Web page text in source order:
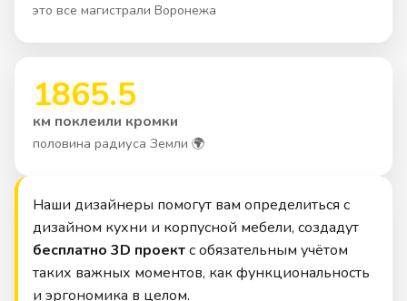
это все магистрали Воронежа
1865.5
км поклеили кромки
половина радиуса Земли 🌍
Наши дизайнеры помогут вам определиться с
дизайном кухни и корпусной мебели, создадут
бесплатно 3D проектс обязательным учётом
таких важных моментов, как функциональность
и эргономика в целом.